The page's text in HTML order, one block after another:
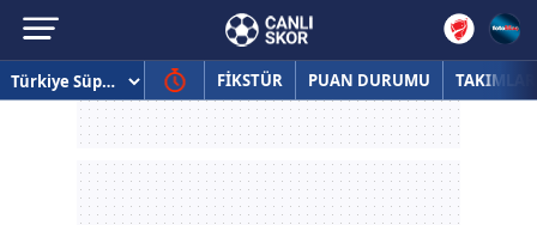
FİKSTÜR PUAN DURUMU TAKIMLAR